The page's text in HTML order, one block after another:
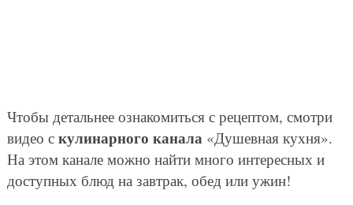
Чтобы детальнее ознакомиться с рецептом, смотри
видео с кулинарного канала «Душевная кухня».
На этом канале можно найти много интересных и
доступных блюд на завтрак, обед или ужин!